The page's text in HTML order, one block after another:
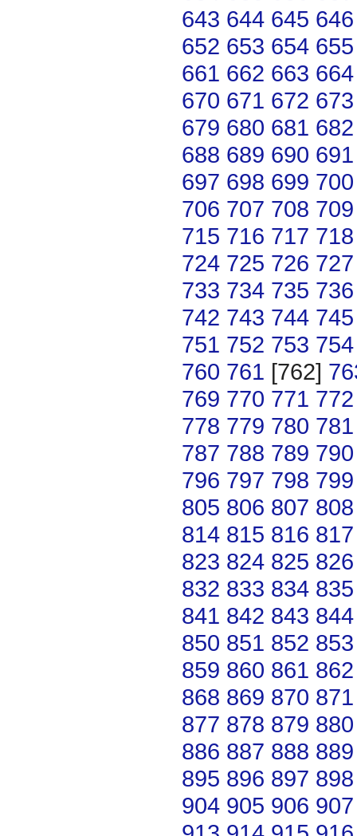
643 644 645 646
652 653 654 655
661 662 663 664
670 671 672 673
679 680 681 682
688 689 690 691
697 698 699 700
706 707 708 709
715 716 717 718
724 725 726 727
733 734 735 736
742 743 744 745
751 752 753 754
760 761 [762]
769 770 771 772
778 779 780 781
787 788 789 790
796 797 798 799
805 806 807 808
814 815 816 817
823 824 825 826
832 833 834 835
841 842 843 844
850 851 852 853
859 860 861 862
868 869 870 871
877 878 879 880
886 887 888 889
895 896 897 898
904 905 906 907